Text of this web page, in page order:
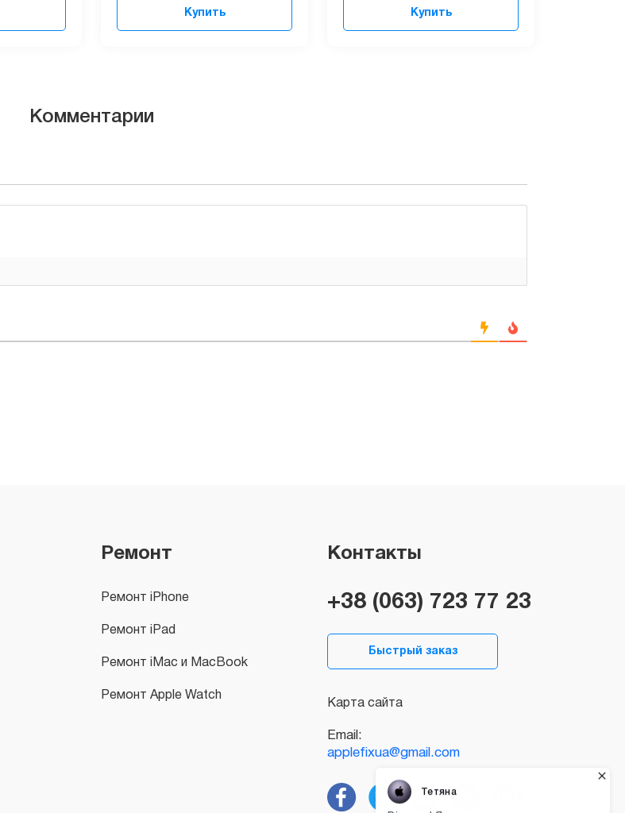
Купить Купить
Комментарии
Ремонт
Ремонт iPhone
Ремонт iPad
Ремонт iMac и MacBook
Ремонт Apple Watch
Контакты
+38 (063) 723 77 23
Быстрый заказ
Карта сайта
Email:
applefixua@gmail.com